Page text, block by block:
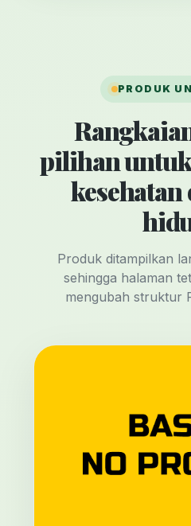
PRODUK
pilihan
kesehatan
Produk ditampilkan
sehingga halaman
mengubah struktur